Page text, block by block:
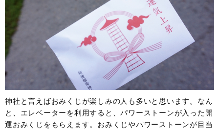
神社と言えばおみくじが楽しみの人も多いと思います。なん
と、エレベーターを利用すると、パワーストーンが入った開
運おみくじをもらえます。おみくじやパワーストーンが目当